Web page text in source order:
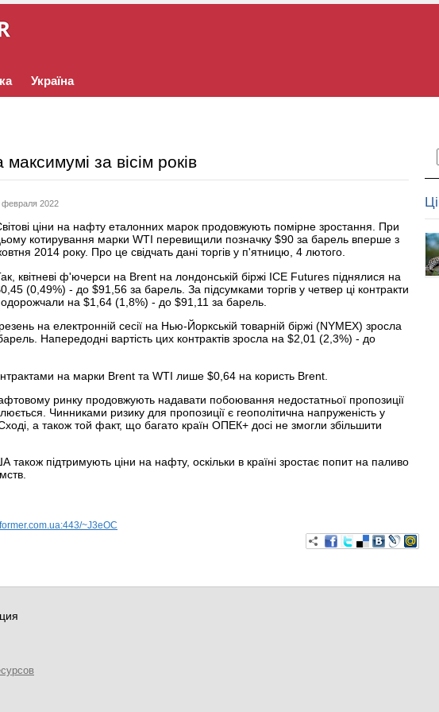
Україна
за вісім років
февраля 2022
ціни на нафту еталонних марок продовжують помірне зростання. При
котирування марки WTI перевищили позначку $90 за барель вперше з
2014 року. Про це свідчать дані торгів у п'ятницю, 4 лютого.
квітневі ф'ючерси на Brent на лондонській біржі ICE Futures піднялися на
(0,49%) - до $91,56 за барель. За підсумками торгів у четвер ці контракти
на $1,64 (1,8%) - до $91,11 за барель.
на електронній сесії на Нью-Йоркській товарній біржі (NYMEX) зросла
Напередодні вартість цих контрактів зросла на $2,01 (2,3%) - до
на марки Brent та WTI лише $0,64 на користь Brent.
ринку продовжують надавати побоювання недостатньої пропозиції
Чинниками ризику для пропозиції є геополітична напруженість у
а також той факт, що багато країн ОПЕК+ досі не змогли збільшити
підтримують ціни на нафту, оскільки в країні зростає попит на паливо
~J3eOC